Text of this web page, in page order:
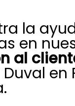
la
en
al
en